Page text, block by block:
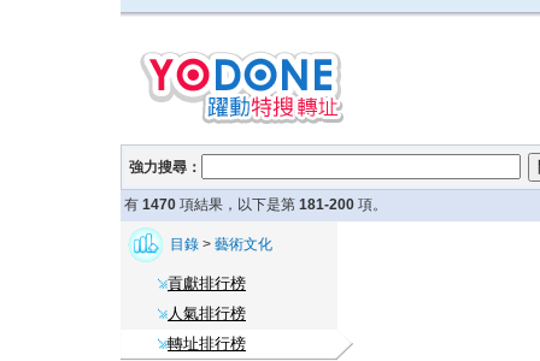
強力搜尋：
有 1470 項結果，以下是第 181-200 項。
目錄 > 藝術文化
貢獻排行榜
人氣排行榜
轉址排行榜